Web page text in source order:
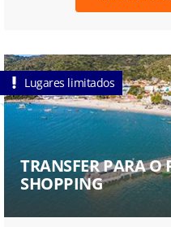
Lugares limitados
TRANSFER PARA O
SHOPPING